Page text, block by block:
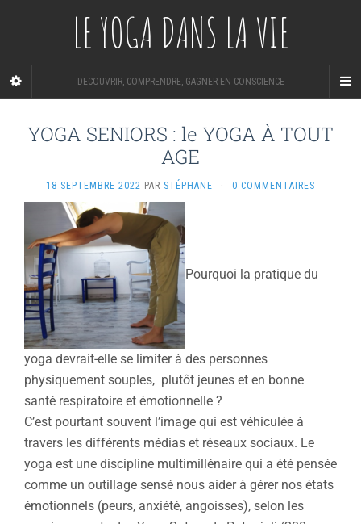
LE YOGA DANS LA VIE
DECOUVRIR, COMPRENDRE, GAGNER EN CONSCIENCE
YOGA SENIORS : le YOGA À TOUT
AGE
18 SEPTEMBRE 2022 PAR STÉPHANE · 0 COMMENTAIRES
Pourquoi la pratique du
yoga devrait-elle se limiter à des personnes
physiquement souples, plutôt jeunes et en bonne
santé respiratoire et émotionnelle ?
C’est pourtant souvent l’image qui est véhiculée à
travers les différents médias et réseaux sociaux. Le
yoga est une discipline multimillénaire qui a été pensée
comme un outillage sensé nous aider à gérer nos états
émotionnels (peurs, anxiété, angoisses), selon les